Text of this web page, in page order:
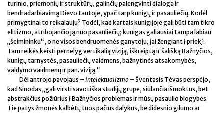
turinio, priemonių ir struktūrų, galinčių palengvinti dialogą ir
bendradarbiavimą Dievo tautoje, ypač tarp kunigų ir pasauliečių. Kodėl
primygtinai to reikalauju? Todėl, kad kartais kunigijoje gali būti tam tikro
elitizmo, atribojančio ją nuo pasauliečių; kunigas galiausiai tampa labiau
„šeimininku“, o ne visos bendruomenės ganytoju, jai žengiant į priekį.
Tam reikės keisti pernelyg vertikalią viziją, iškreiptą ir šališką Bažnyčios,
kunigų tarnystės, pasauliečių vaidmens, bažnytinės atsakomybės,
valdymo vaidmenų ir pan. viziją.“
Dėl antrojo pavojaus – intelektualizmo – Šventasis Tėvas perspėjo,
kad Sinodas „gali virsti savotiška studijų grupe, siūlančia išmoktus, bet
abstrakčius požiūrius į Bažnyčios problemas ir mūsų pasaulio blogybes.
Tie patys žmonės kalbėtų tuos pačius dalykus, be didesnio gilumo ar